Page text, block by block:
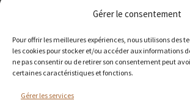
Gérer le consentement
Pour offrir les meilleures expériences, nous utilisons des
les cookies pour stocker et/ou accéder aux informations
ne pas consentir ou de retirer son consentement peut
certaines caractéristiques et fonctions.
Gérer les services